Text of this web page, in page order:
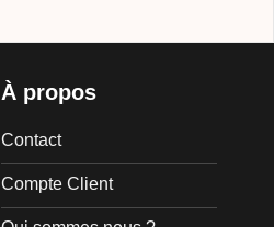
À propos
Contact
Compte Client